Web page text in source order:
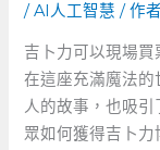
/AI人工智慧 / 作
吉卜力可以現場買
在這座充滿魔法
人的故事，也吸
眾如何獲得吉卜